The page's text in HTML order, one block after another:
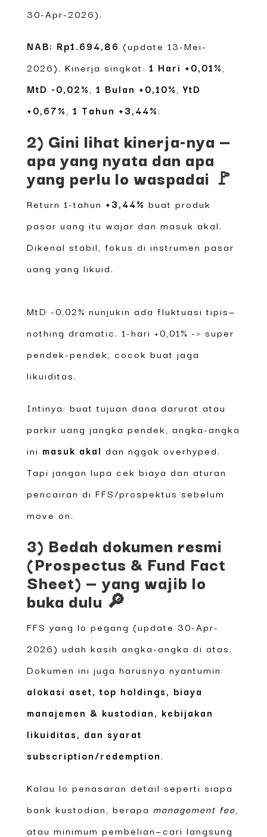
30-Apr-2026).
NAB: Rp1.694,86 (update 13-Mei-
2026). Kinerja singkat: 1 Hari +0,01%
MtD -0,02% 1 Bulan +0,10% ,YtD
+0,67% 1 Tahun +3,44%.
2) Gini lihat kinerja-nya —
apa yang nyata dan apa
yang perlu lo waspadai 🚩
Return 1-tahun +3,44% buat produk
pasar uang itu wajar dan masuk akal.
Dikenal stabil, fokus di instrumen pasar
uang yang likuid.
MtD -0,02% nunjukin ada fluktuasi tipis—
nothing dramatic. 1-hari +0,01% -> super
pendek-pendek, cocok buat jaga
likuiditas.
Intinya: buat tujuan dana darurat atau
parkir uang jangka pendek, angka-angka
ini masuk akal dan nggak overhyped.
Tapi jangan lupa cek biaya dan aturan
pencairan di FFS/prospektus sebelum
move on.
3) Bedah dokumen resmi
(Prospectus & Fund Fact
Sheet) — yang wajib lo
buka dulu 🔎
FFS yang lo pegang (update 30-Apr-
2026) udah kasih angka-angka di atas.
Dokumen ini juga harusnya nyantumin:
alokasi aset, top holdings, biaya
manajemen & kustodian, kebijakan
likuiditas, dan syarat
subscription/redemption.
Kalau lo penasaran detail seperti siapa
bank kustodian, berapa management fee
atau minimum pembelian—cari langsung